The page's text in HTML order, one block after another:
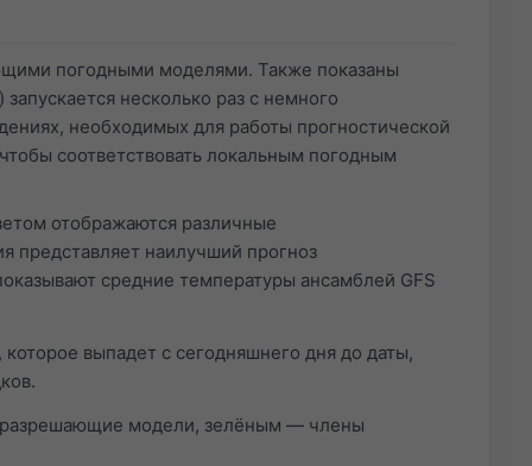
погодными моделями. Также показаны
несколько раз с немного
необходимых для работы прогностической
соответствовать локальным погодным
отображаются различные
наилучший прогноз
средние температуры ансамблей GFS
выпадет с сегодняшнего дня до даты,
модели, зелёным — члены